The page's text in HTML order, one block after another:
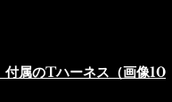
付属のTハーネス（画像10